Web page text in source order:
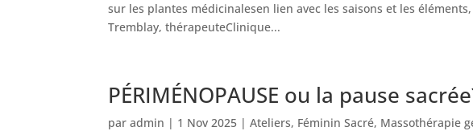
sur les plantes médicinalesen lien avec les saisons et les
Tremblay, thérapeuteClinique...
PÉRIMÉNOPAUSE ou la pause
paradmin | 1 Nov 2025 |Ateliers, Féminin Sacré, Massothérapie